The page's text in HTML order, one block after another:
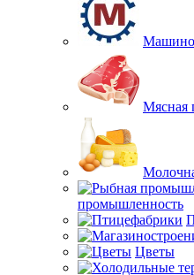
Мясная
промышленность
Цветы